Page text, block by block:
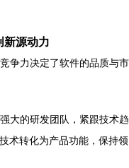
新源动力
争力决定了软件的品质与市
大的研发团队，紧跟技术趋
术转化为产品功能，保持领